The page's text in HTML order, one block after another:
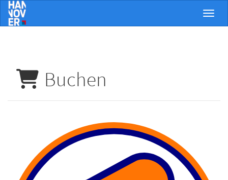
Menü
Buchen